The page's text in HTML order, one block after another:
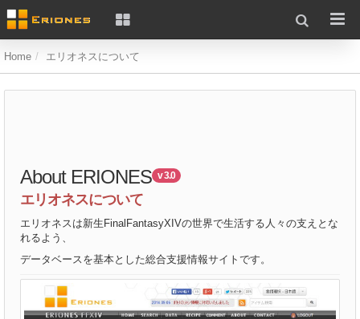
Home エリオネスについて
About ERIONES v 3.0
エリオネスについて
エリオネスは新生FinalFantasyXIVの世界で生活する人々の支えとな
れるよう、
データベースを基本とした総合支援情報サイトです。